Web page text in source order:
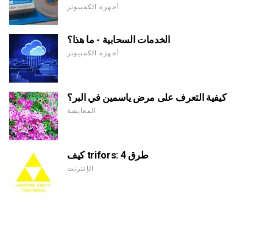
أجهزة الكمبيوتر
الخدمات السحابية - ما هذا؟
أجهزة الكمبيوتر
كيفية التعرف على مرض ياسمين في البر؟
المعايشة
كيف trifors: 4 طرق
الإنترنت